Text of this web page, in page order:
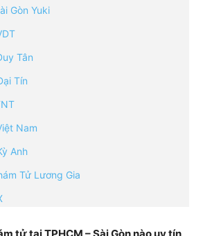
Gòn Yuki
Tân
Tín
Nam
Anh
Tử Lương Gia